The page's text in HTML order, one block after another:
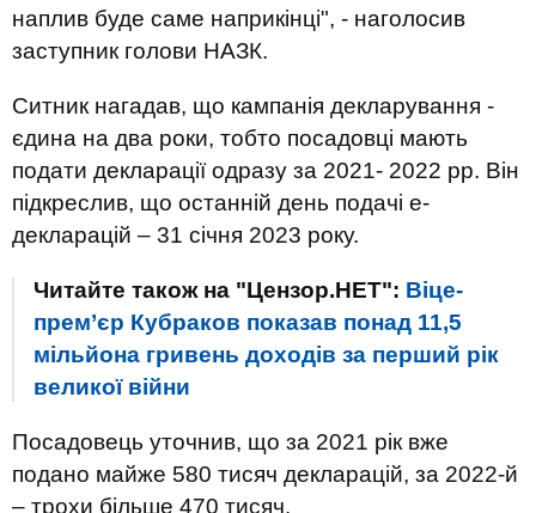
наплив буде саме наприкінці", - наголосив
заступник голови НАЗК.
Ситник нагадав, що кампанія декларування -
єдина на два роки, тобто посадовці мають
подати декларації одразу за 2021- 2022 рр. Він
підкреслив, що останній день подачі е-
декларацій – 31 січня 2023 року.
Читайте також на "Цензор.НЕТ": Віце-
прем’єр Кубраков показав понад 11,5
мільйона гривень доходів за перший рік
великої війни
Посадовець уточнив, що за 2021 рік вже
подано майже 580 тисяч декларацій, за 2022-й
– трохи більше 470 тисяч.